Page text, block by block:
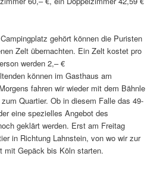
gehört können die Puristen
Zelt übernachten. Ein Zelt kostet pro
werden 2,– €
können im Gasthaus am
fahren wir wieder mit dem Bähnle
Quartier. Ob in diesem Falle das 49-
eine spezielles Angebot des
geklärt werden. Erst am Freitag
in Richtung Lahnstein, von wo wir zur
mit Gepäck bis Köln starten.